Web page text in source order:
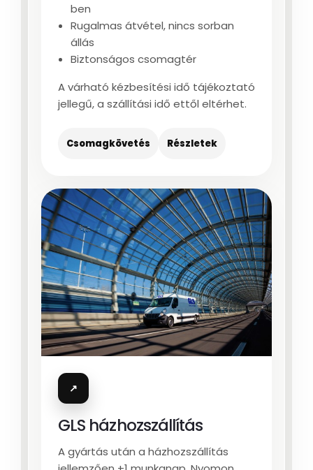
ben
Rugalmas átvétel, nincs sorban
állás
Biztonságos csomagtér
A várható kézbesítési idő tájékoztató
jellegű, a szállítási idő ettől eltérhet.
Csomagkövetés Részletek
↗
GLS házhozszállítás
A gyártás után a házhozszállítás